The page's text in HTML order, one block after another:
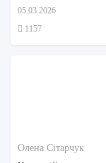
05.03.2026
1157
Олена Сітарчук